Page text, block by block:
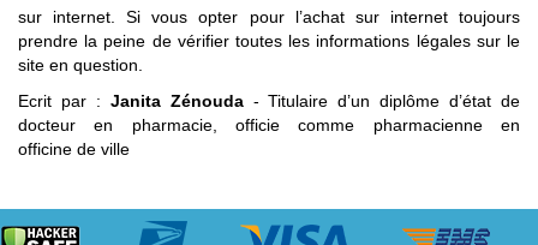
sur internet. Si vous opter pour l’achat sur internet toujours
prendre la peine de vérifier toutes les informations légales sur le
site en question.
Ecrit par : Janita Zénouda- Titulaire d’un diplôme d’état de
docteur en pharmacie, officie comme pharmacienne en
officine de ville